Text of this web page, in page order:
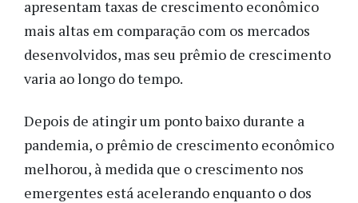
apresentam taxas de crescimento econômico
mais altas em comparação com os mercados
desenvolvidos, mas seu prêmio de crescimento
varia ao longo do tempo.
Depois de atingir um ponto baixo durante a
pandemia, o prêmio de crescimento econômico
melhorou, à medida que o crescimento nos
emergentes está acelerando enquanto o dos